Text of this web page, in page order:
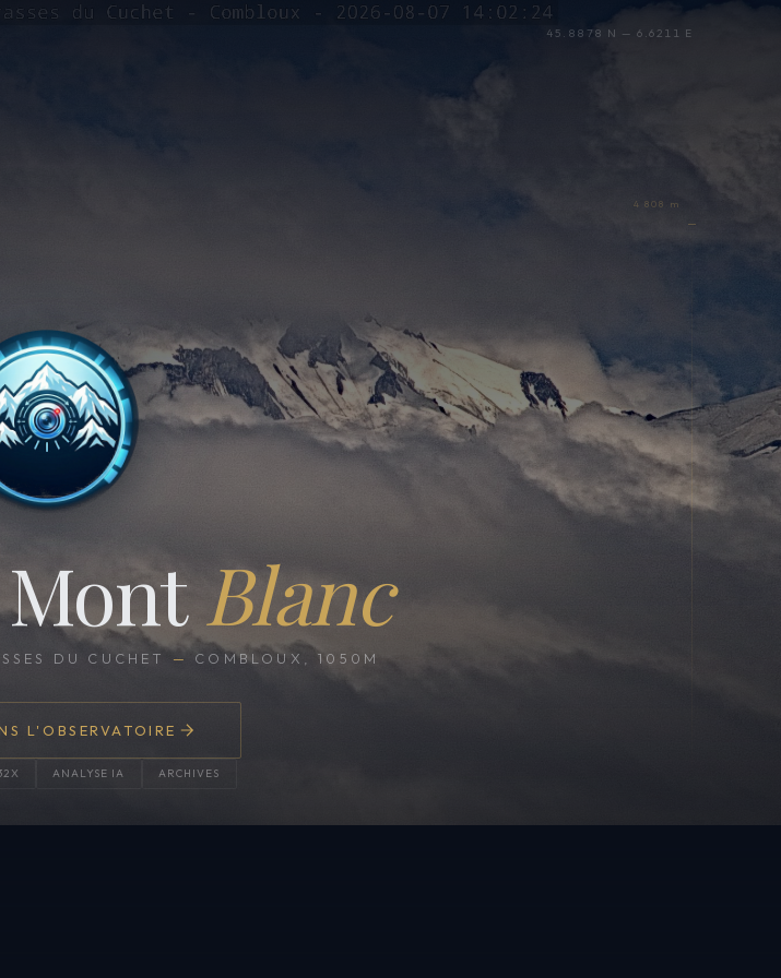
45.8878 N — 6.6211 E
MontBlanc
DU CUCHET — COMBLOUX, 1050M
L'OBSERVATOIRE
ANALYSE IA ARCHIVES